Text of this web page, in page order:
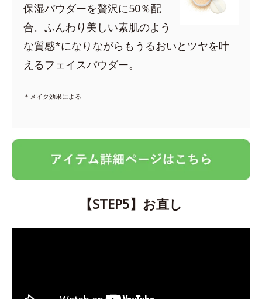
保湿パウダーを贅沢に50％配
合。ふんわり美しい素肌のよう
な質感*になりながらもうるおいとツヤを叶
えるフェイスパウダー。
＊メイク効果による
【STEP5】お直し